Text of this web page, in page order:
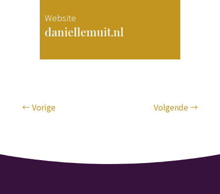
Website
daniellemuit.nl
←Vorige Volgende→